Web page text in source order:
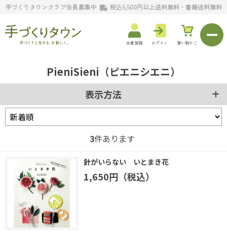
手づくりタウンクラブ会員募集中 税込5,500円以上送料無料・書籍送料無料
会員登録 ログイン 買い物かご
PieniSieni（ピエニシエニ）
表示方法
3件あります
針がいらない いとまき花
1,650円（税込）